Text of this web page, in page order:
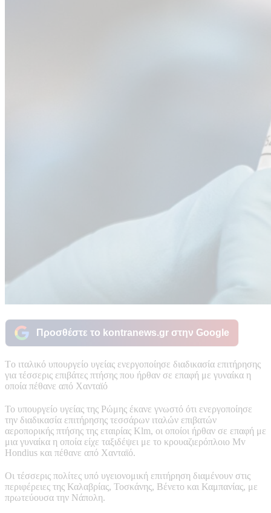
Προσθέστε το kontranews.gr στην Google
Tο ιταλικό υπουργείο υγείας ενεργοποίησε διαδικασία επιτήρησης
για τέσσερις επιβάτες πτήσης που ήρθαν σε επαφή με γυναίκα η
οποία πέθανε από Χανταϊό
Το υπουργείο υγείας της Ρώμης έκανε γνωστό ότι ενεργοποίησε
την διαδικασία επιτήρησης τεσσάρων ιταλών επιβατών
αεροπορικής πτήσης της εταιρίας Klm, οι οποίοι ήρθαν σε επαφή με
μια γυναίκα η οποία είχε ταξιδέψει με το κρουαζιερόπλοιο Mv
Hondius και πέθανε από Χανταϊό.
Οι τέσσερις πολίτες υπό υγειονομική επιτήρηση διαμένουν στις
περιφέρειες της Καλαβρίας, Τοσκάνης, Βένετο και Καμπανίας, με
πρωτεύουσα την Νάπολη.